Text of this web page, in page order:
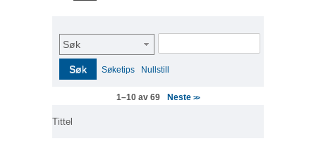
Søk
Søk Søketips Nullstill
1–10 av 69 Neste>>
Tittel